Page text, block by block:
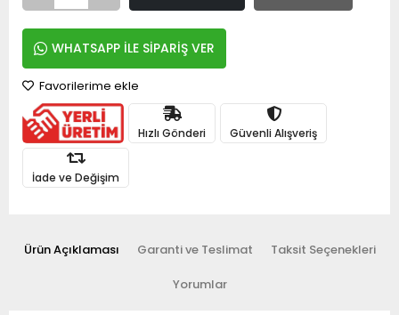
WHATSAPP İLE SİPARİŞ VER
Favorilerime ekle
Hızlı Gönderi Güvenli Alışveriş
İade ve Değişim
Ürün Açıklaması Garanti ve Teslimat Taksit Seçenekleri
Yorumlar